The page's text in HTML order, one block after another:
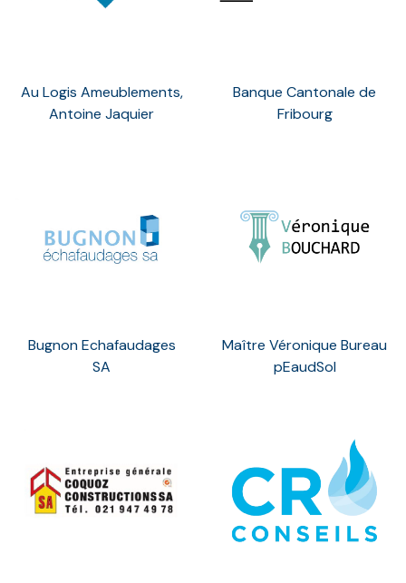
Au Logis Ameublements,
Antoine Jaquier
Banque Cantonale de
Fribourg
Bugnon Echafaudages
SA
Maître Véronique Bureau
pEaudSol